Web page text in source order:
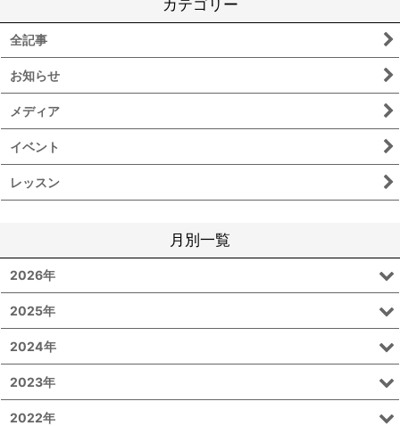
カテゴリー
全記事
お知らせ
メディア
イベント
レッスン
月別一覧
2026年
2025年
2024年
2023年
2022年